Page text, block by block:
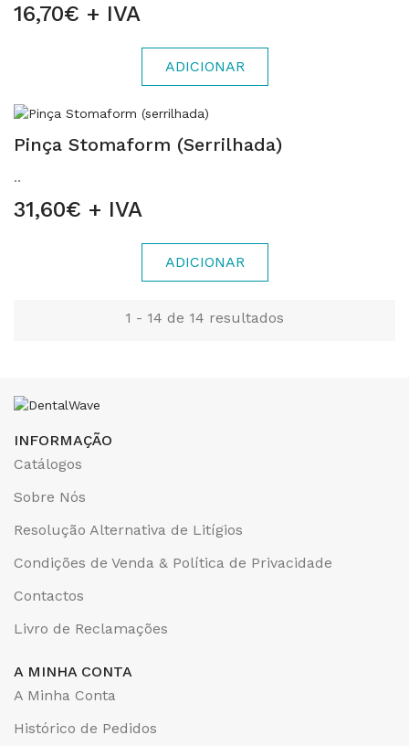
16,70€ + IVA
ADICIONAR
Pinça Stomaform (serrilhada)
..
31,60€ + IVA
ADICIONAR
1 - 14 de 14 resultados
INFORMAÇÃO
Catálogos
Sobre Nós
Resolução Alternativa de Litígios
Condições de Venda & Política de Privacidade
Contactos
Livro de Reclamações
A MINHA CONTA
A Minha Conta
Histórico de Pedidos